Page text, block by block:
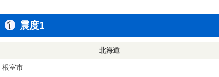
震度1
北海道
根室市